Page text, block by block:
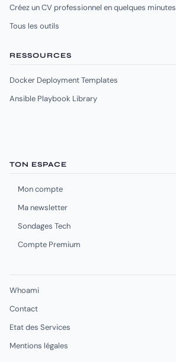
Créez un CV professionnel en quelques minutes
Tous les outils
RESSOURCES
Docker Deployment Templates
Ansible Playbook Library
TON ESPACE
Mon compte
Ma newsletter
Sondages Tech
Compte Premium
Whoami
Contact
Etat des Services
Mentions légales